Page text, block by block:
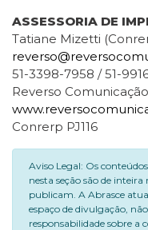
ASSESSORIA DE
Tatiane Mizetti
51-3398-7958 / 51-
Reverso
Conrerp PJ116
Aviso Legal: Os
nesta seção são de inteira
publicam. A Abrasce
espaço de divulgação,
responsabilidade sobre a